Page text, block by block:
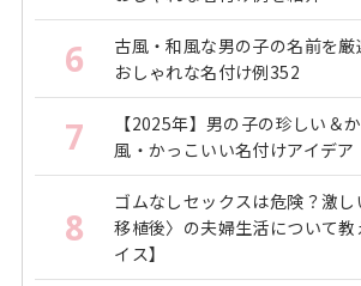
6
古風・和風な男の子の名前を厳
おしゃれな名付け例352
7
【2025年】男の子の珍しい＆
風・かっこいい名付けアイデア
8
ゴムなしセックスは危険？激
移植後〉の夫婦生活について
イス】